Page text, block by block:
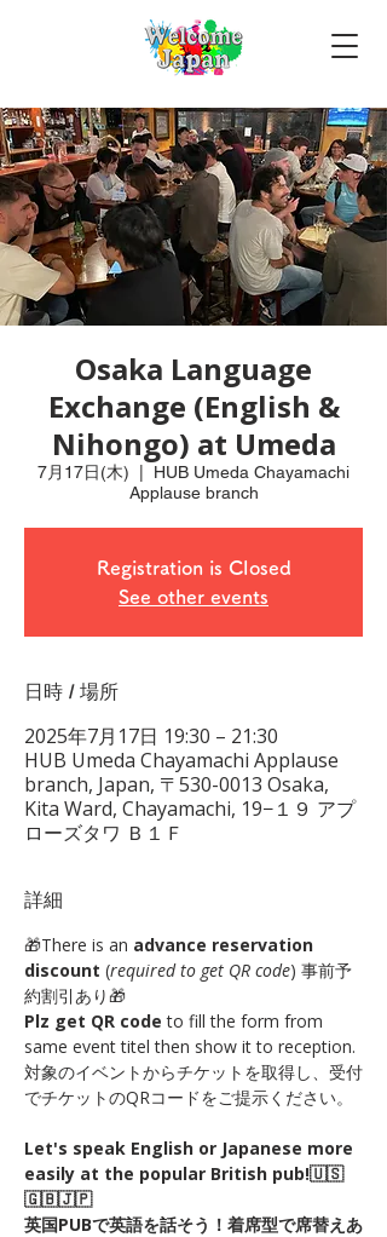
Osaka Language
Exchange (English &
Nihongo) at Umeda
7月17日(木)
HUB Umeda Chayamachi
Applause branch
Registration is Closed
See other events
日時 / 場所
2025年7月17日 19:30 – 21:30
HUB Umeda Chayamachi Applause
branch, Japan, 〒530-0013 Osaka,
Kita Ward, Chayamachi, 19−１９ アプ
ローズタワ Ｂ１Ｆ
詳細
🎁There is an advance reservation
discount (required to get QR code) 事前予
約割引あり🎁
Plz get QR code to fill the form from
same event titel then show it to reception.
対象のイベントからチケットを取得し、受付
でチケットのQRコードをご提示ください。
Let's speak English or Japanese more
easily at the popular British pub!🇺🇸
🇬🇧🇯🇵
英国PUBで英語を話そう！着席型で席替えあ